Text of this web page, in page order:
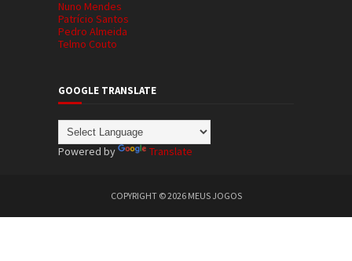
Nuno Mendes
Patrício Santos
Pedro Almeida
Telmo Couto
GOOGLE TRANSLATE
Powered by Translate
COPYRIGHT ©2026 MEUS JOGOS